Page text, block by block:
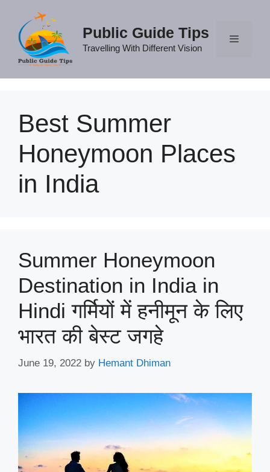
content
Public Guide Tips
Travelling With Different Vision
Best Summer
Honeymoon Places
in India
Summer Honeymoon
Destination in India in
Hindi गर्मियों में हनीमून के लिए
भारत की बेस्ट जगहे
June 19, 2022 by Hemant Dhiman